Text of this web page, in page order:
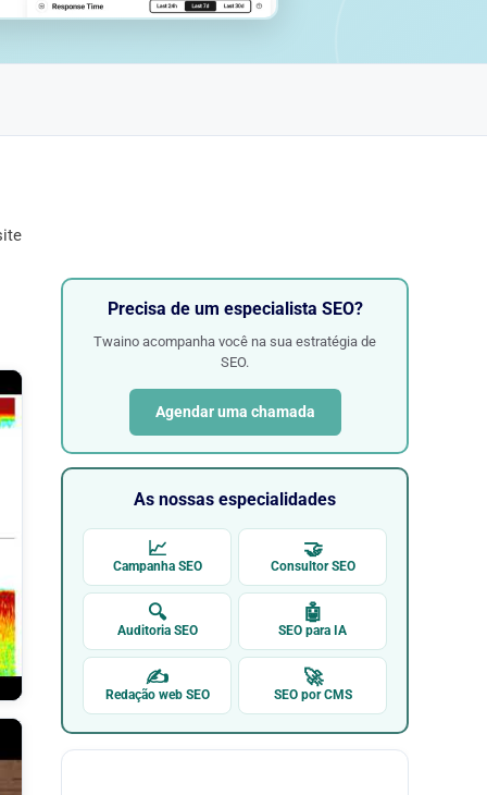
Precisa de um especialista SEO?
Twaino acompanha você na sua estratégia de
SEO.
Agendar uma chamada
As nossas especialidades
📈
Campanha SEO
🤝
Consultor SEO
🔍
Auditoria SEO
🤖
SEO para IA
✍
Redação web SEO
🚀
SEO por CMS